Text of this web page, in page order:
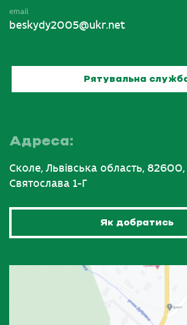
email
beskydy2005@ukr.net
Рятувальна
Адреса:
Сколе, Львівська область,
Святослава 1-Г
Як добратись